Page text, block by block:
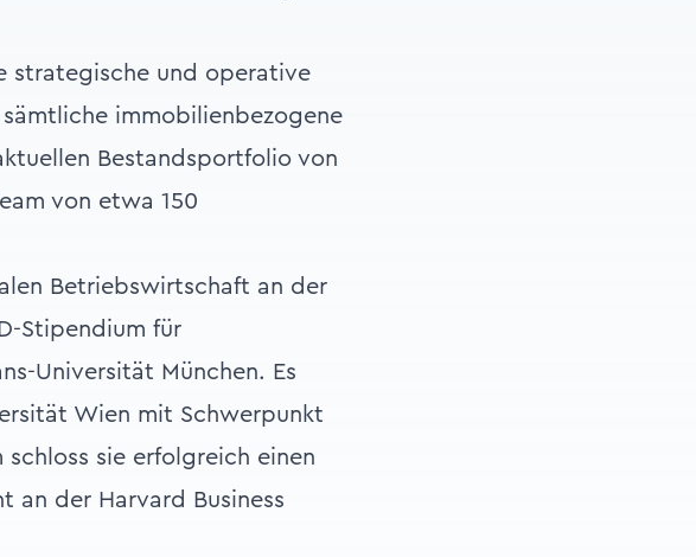
strategische und operative
immobilienbezogene
Bestandsportfolio von
von etwa 150
Betriebswirtschaft an der
Stipendium für
Universität München. Es
Wien mit Schwerpunkt
sie erfolgreich einen
an der Harvard Business